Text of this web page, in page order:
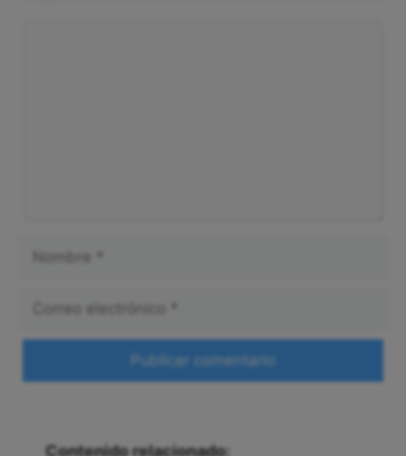
Contenido relacionado: